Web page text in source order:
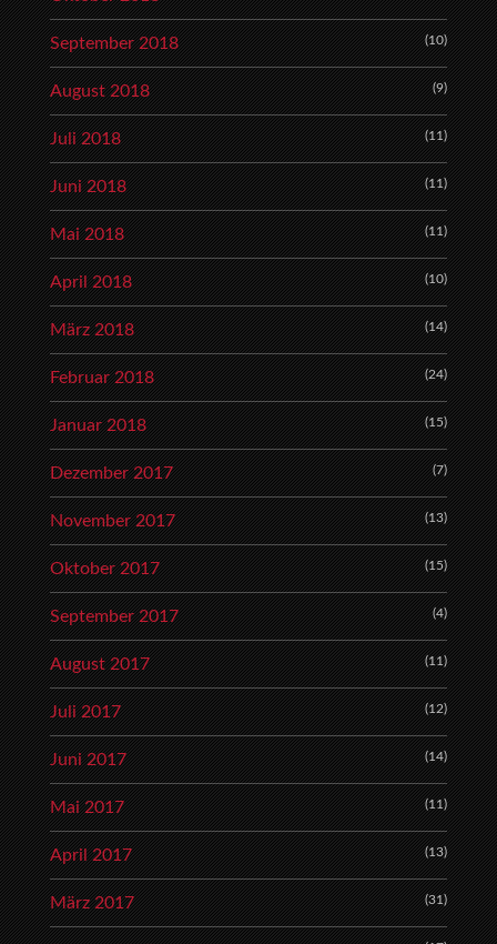
September 2018 (10)
August 2018 (9)
Juli 2018 (11)
Juni 2018 (11)
Mai 2018 (11)
April 2018 (10)
März 2018 (14)
Februar 2018 (24)
Januar 2018 (15)
Dezember 2017 (7)
November 2017 (13)
Oktober 2017 (15)
September 2017 (4)
August 2017 (11)
Juli 2017 (12)
Juni 2017 (14)
Mai 2017 (11)
April 2017 (13)
März 2017 (31)